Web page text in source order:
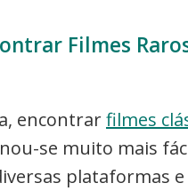
Filmes
encontrarfilmes
se muito mais
plataformas e